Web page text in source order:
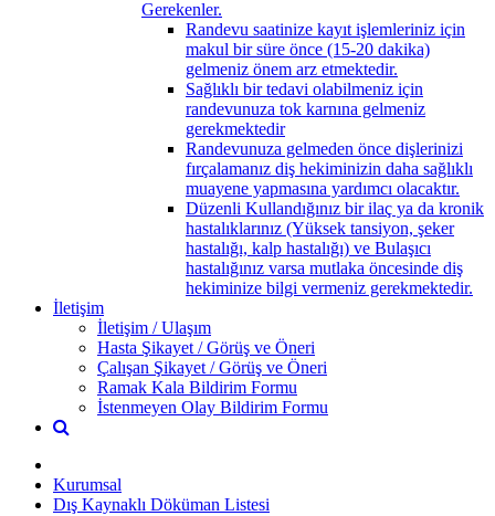
Gerekenler.
Randevu saatinize kayıt işlemleriniz için
makul bir süre önce (15-20 dakika)
gelmeniz önem arz etmektedir.
Sağlıklı bir tedavi olabilmeniz için
randevunuza tok karnına gelmeniz
gerekmektedir
Randevunuza gelmeden önce dişlerinizi
fırçalamanız diş hekiminizin daha sağlıklı
muayene yapmasına yardımcı olacaktır.
Düzenli Kullandığınız bir ilaç ya da kronik
hastalıklarınız (Yüksek tansiyon, şeker
hastalığı, kalp hastalığı) ve Bulaşıcı
hastalığınız varsa mutlaka öncesinde diş
hekiminize bilgi vermeniz gerekmektedir.
İletişim
İletişim / Ulaşım
Hasta Şikayet / Görüş ve Öneri
Çalışan Şikayet / Görüş ve Öneri
Ramak Kala Bildirim Formu
İstenmeyen Olay Bildirim Formu
Kurumsal
Dış Kaynaklı Döküman Listesi